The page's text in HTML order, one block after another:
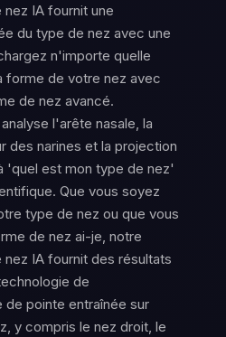
IA fournit une
du type de nez avec une
n'importe quelle
forme de votre nez avec
de nez avancé.
l'arête nasale, la
des narines et la projection
'quel est mon type de nez'
Que vous soyez
type de nez ou que vous
de nez ai-je, notre
IA fournit des résultats
de
pointe entraînée sur
y compris le nez droit, le